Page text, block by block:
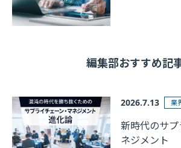
編集部おすすめ記
2026.7.13 業
新時代のサ
ネジメント